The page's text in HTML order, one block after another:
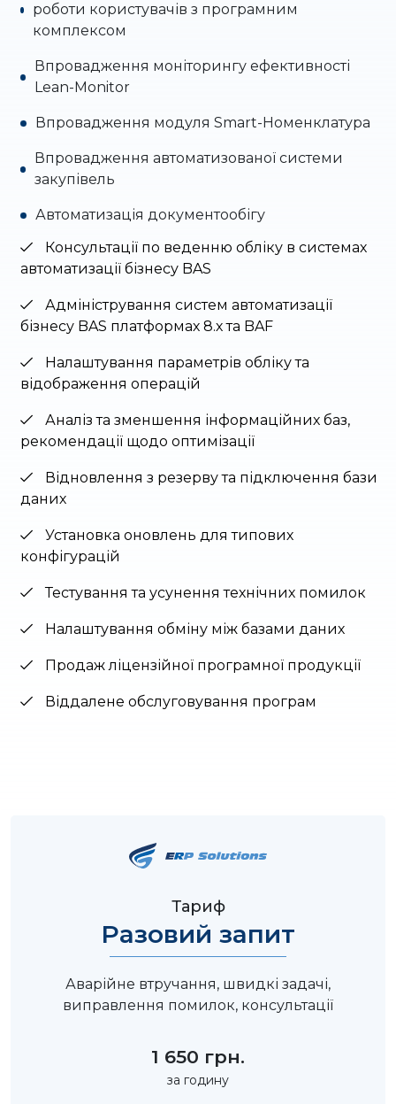
роботи користувачів з програмним
комплексом
Впровадження моніторингу ефективності
Lean-Monitor
Впровадження модуля Smart-Номенклатура
Впровадження автоматизованої системи
закупівель
Автоматизація документообігу
Консультації по веденню обліку в системах
автоматизації бізнесу BAS
Адміністрування систем автоматизації
бізнесу BAS платформах 8.х та BAF
Налаштування параметрів обліку та
відображення операцій
Аналіз та зменшення інформаційних баз,
рекомендації щодо оптимізації
Відновлення з резерву та підключення бази
даних
Установка оновлень для типових
конфігурацій
Тестування та усунення технічних помилок
Налаштування обміну між базами даних
Продаж ліцензійної програмної продукції
Віддалене обслуговування програм
Тариф
Разовий запит
Аварійне втручання, швидкі задачі,
виправлення помилок, консультації
1 650 грн.
за годину